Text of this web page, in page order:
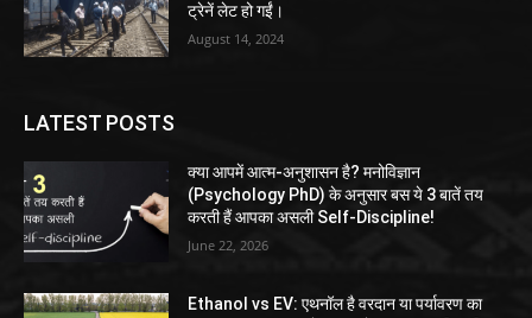
ट्रेनें लेट हो गईं।
August 14, 2024
LATEST POSTS
क्या आपमें आत्म-अनुशासन है? मनोविज्ञान
(Psychology PhD) के अनुसार बस ये 3 बातें तय
करती हैं आपका असली Self-Discipline!
June 22, 2026
Ethanol vs EV: एथनॉल है वरदान या पर्यावरण का